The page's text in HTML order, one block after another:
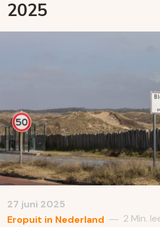
2025
27 juni 2025
Eropuit in Nederland — 2 Min.